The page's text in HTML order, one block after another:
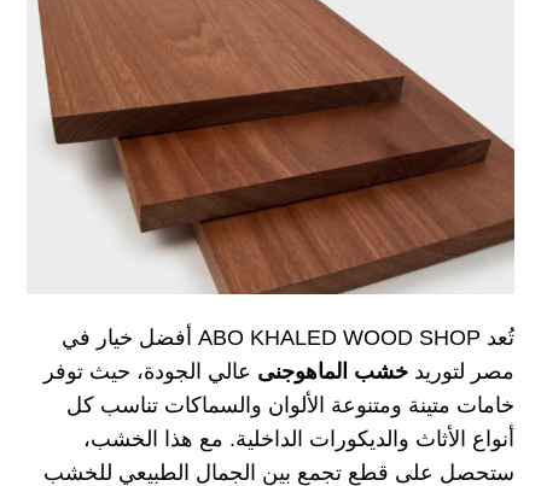
تُعد ABO KHALED WOOD SHOP أفضل خيار في
مصر لتوريدخشب الماهوجنى عالي الجودة، حيث توفر
خامات متينة ومتنوعة الألوان والسماكات تناسب كل
أنواع الأثاث والديكورات الداخلية. مع هذا الخشب،
ستحصل على قطع تجمع بين الجمال الطبيعي للخشب